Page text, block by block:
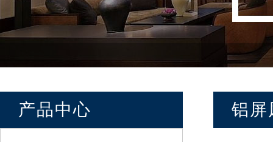
产品中心 铝屏